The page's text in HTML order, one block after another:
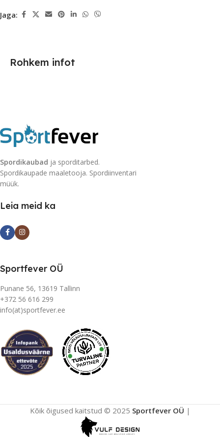
Jaga:
Rohkem infot
Spordikaubad ja sporditarbed.
Spordikaupade maaletooja. Spordiinventari
müük.
Leia meid ka
Sportfever OÜ
Punane 56, 13619 Tallinn
+372 56 616 299
info(at)sportfever.ee
Kõik õigused kaitstud © 2025 Sportfever OÜ |